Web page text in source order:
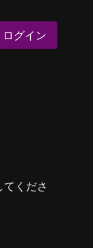
ログイン
くださ